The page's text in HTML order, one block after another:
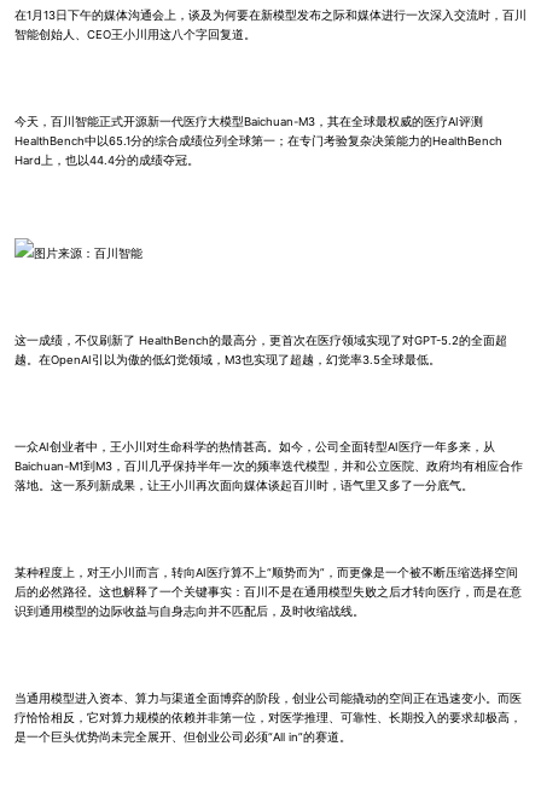
在1月13日下午的媒体沟通会上，谈及为何要在新模型发布之际和媒体进行一次深入交流时，百川
智能创始人、CEO王小川用这八个字回复道。
今天，百川智能正式开源新一代医疗大模型Baichuan-M3，其在全球最权威的医疗AI评测
HealthBench中以65.1分的综合成绩位列全球第一；在专门考验复杂决策能力的HealthBench
Hard上，也以44.4分的成绩夺冠。
图片来源：百川智能
这一成绩，不仅刷新了 HealthBench的最高分，更首次在医疗领域实现了对GPT-5.2的全面超
越。在OpenAI引以为傲的低幻觉领域，M3也实现了超越，幻觉率3.5全球最低。
一众AI创业者中，王小川对生命科学的热情甚高。如今，公司全面转型AI医疗一年多来，从
Baichuan-M1到M3，百川几乎保持半年一次的频率迭代模型，并和公立医院、政府均有相应合作
落地。这一系列新成果，让王小川再次面向媒体谈起百川时，语气里又多了一分底气。
某种程度上，对王小川而言，转向AI医疗算不上“顺势而为”，而更像是一个被不断压缩选择空间
后的必然路径。这也解释了一个关键事实：百川不是在通用模型失败之后才转向医疗，而是在意
识到通用模型的边际收益与自身志向并不匹配后，及时收缩战线。
当通用模型进入资本、算力与渠道全面博弈的阶段，创业公司能撬动的空间正在迅速变小。而医
疗恰恰相反，它对算力规模的依赖并非第一位，对医学推理、可靠性、长期投入的要求却极高，
是一个巨头优势尚未完全展开、但创业公司必须“All in”的赛道。